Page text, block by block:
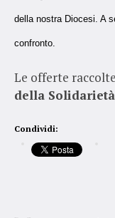
della nostra Diocesi. A
confronto.
Le offerte
della Solidarietà
Condividi: